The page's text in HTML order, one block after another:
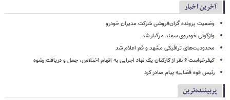
آخرین اخبار
وضعیت پرونده گران‌فروشی شرکت مدیران خودرو
واژگونی خودروی سمند مرگبار شد
محدودیت‌های ترافیکی مشهد و قم اعلام شد
کیفرخواست ۶ نفر از کارکنان یک نهاد اجرایی به اتهام اختلاس، جعل و دریافت رشوه
رئیس قوه قضاییه پیام صادر کرد
پربیننده‌ترین